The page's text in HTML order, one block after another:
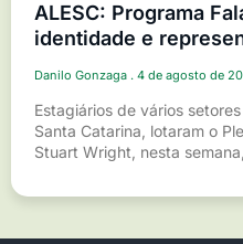
ALESC: Programa
identidade e
Danilo Gonzaga 4 de agosto de
Estagiários de vários
Santa Catarina, lotaram o
Stuart Wright, nesta